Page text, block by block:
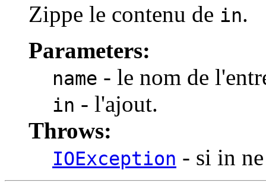
Zippe le contenu de in.
Parameters:
name - le nom de
in - l'ajout.
Throws:
IOException - si in